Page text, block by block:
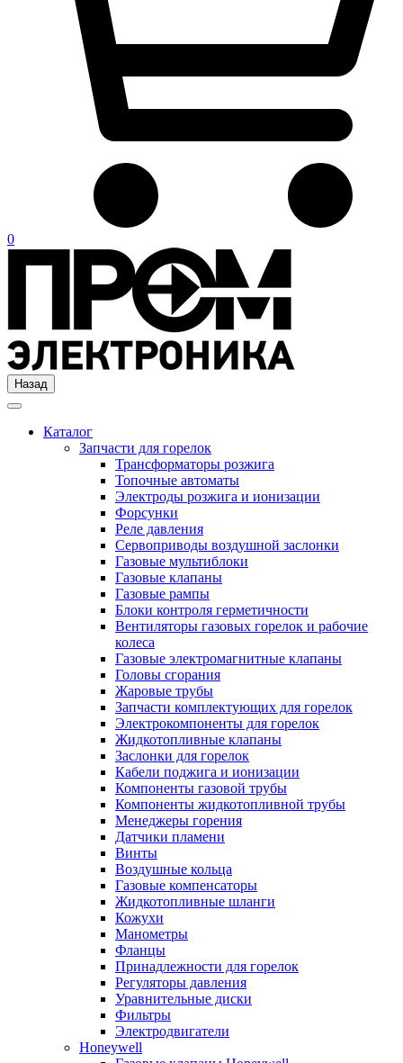
0
Назад
Каталог
Запчасти для горелок
Трансформаторы розжига
Топочные автоматы
Электроды розжига и ионизации
Форсунки
Реле давления
Сервоприводы воздушной заслонки
Газовые мультиблоки
Газовые клапаны
Газовые рампы
Блоки контроля герметичности
Вентиляторы газовых горелок и рабочие
колеса
Газовые электромагнитные клапаны
Головы сгорания
Жаровые трубы
Запчасти комплектующих для горелок
Электрокомпоненты для горелок
Жидкотопливные клапаны
Заслонки для горелок
Кабели поджига и ионизации
Компоненты газовой трубы
Компоненты жидкотопливной трубы
Менеджеры горения
Датчики пламени
Винты
Воздушные кольца
Газовые компенсаторы
Жидкотопливные шланги
Кожухи
Манометры
Фланцы
Принадлежности для горелок
Регуляторы давления
Уравнительные диски
Фильтры
Электродвигатели
Honeywell